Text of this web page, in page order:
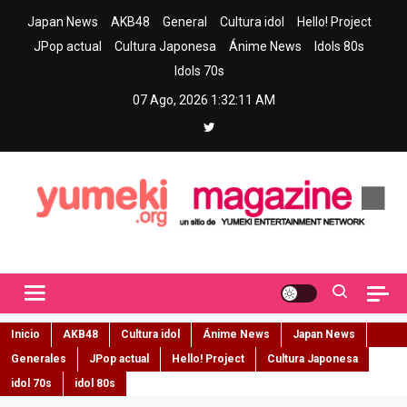
Japan News AKB48 General Cultura idol
Hello! Project
JPop actual
Cultura Japonesa Ánime News
Idols 80s
Idols 70s
07 Ago, 2026 1:32:12 AM
Inicio AKB48 Cultura idol Ánime News
Japan News
Generales
JPop actual Hello! Project
Cultura Japonesa
idol 70s
idol 80s